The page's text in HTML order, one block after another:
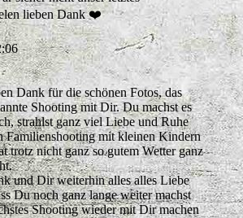
lieben Dank ❤️
Dank für die schönen Fotos, das
Shooting mit Dir. Du machst es
strahlst ganz viel Liebe und Ruhe
Familienshooting mit kleinen Kindern
trotz nicht ganz so gutem Wetter ganz
und Dir weiterhin alles alles Liebe
Du noch ganz lange weiter machst
Shooting wieder mit Dir machen